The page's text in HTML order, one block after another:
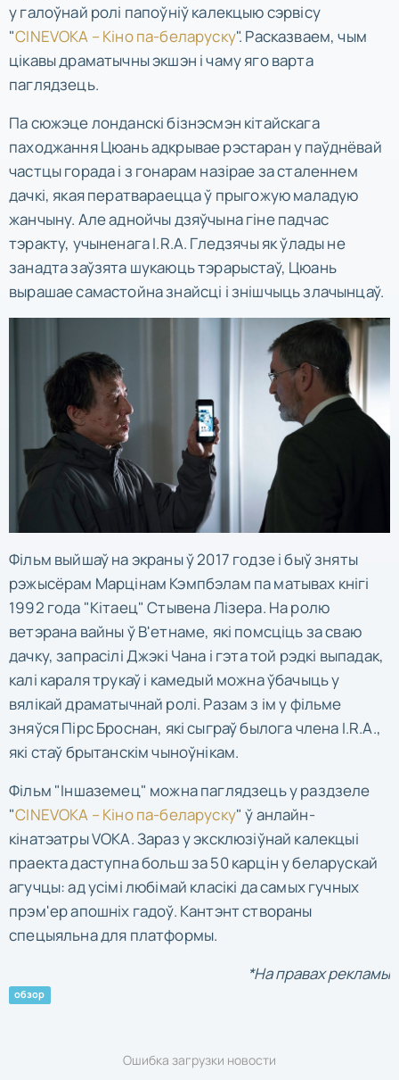
у галоўнай ролі папоўніў калекцыю сэрвісу
"CINEVOKA – Кіно па-беларуску". Расказваем, чым
цікавы драматычны экшэн і чаму яго варта
паглядзець.
Па сюжэце лонданскі бізнэсмэн кітайскага
паходжання Цюань адкрывае рэстаран у паўднёвай
частцы горада і з гонарам назірае за сталеннем
дачкі, якая ператвараецца ў прыгожую маладую
жанчыну. Але аднойчы дзяўчына гіне падчас
тэракту, учыненага I.R.A. Гледзячы як ўлады не
занадта заўзята шукаюць тэрарыстаў, Цюань
вырашае самастойна знайсці і знішчыць злачынцаў.
Фільм выйшаў на экраны ў 2017 годзе і быў зняты
рэжысёрам Марцінам Кэмпбэлам па матывах кнігі
1992 года "Кітаец" Стывена Лізера. На ролю
ветэрана вайны ў В'етнаме, які помсціць за сваю
дачку, запрасілі Джэкі Чана і гэта той рэдкі выпадак,
калі караля трукаў і камедый можна ўбачыць у
вялікай драматычнай ролі. Разам з ім у фільме
зняўся Пірс Броснан, які сыграў былога члена I.R.A.,
які стаў брытанскім чыноўнікам.
Фільм "Іншаземец" можна паглядзець у раздзеле
"CINEVOKA – Кіно па-беларуску" ў анлайн-
кінатэатры VOKA. Зараз у эксклюзіўнай калекцыі
праекта даступна больш за 50 карцін у беларускай
агучцы: ад усімі любімай класікі да самых гучных
прэм'ер апошніх гадоў. Кантэнт створаны
спецыяльна для платформы.
*На правах рекламы
обзор
Ошибка загрузки новости